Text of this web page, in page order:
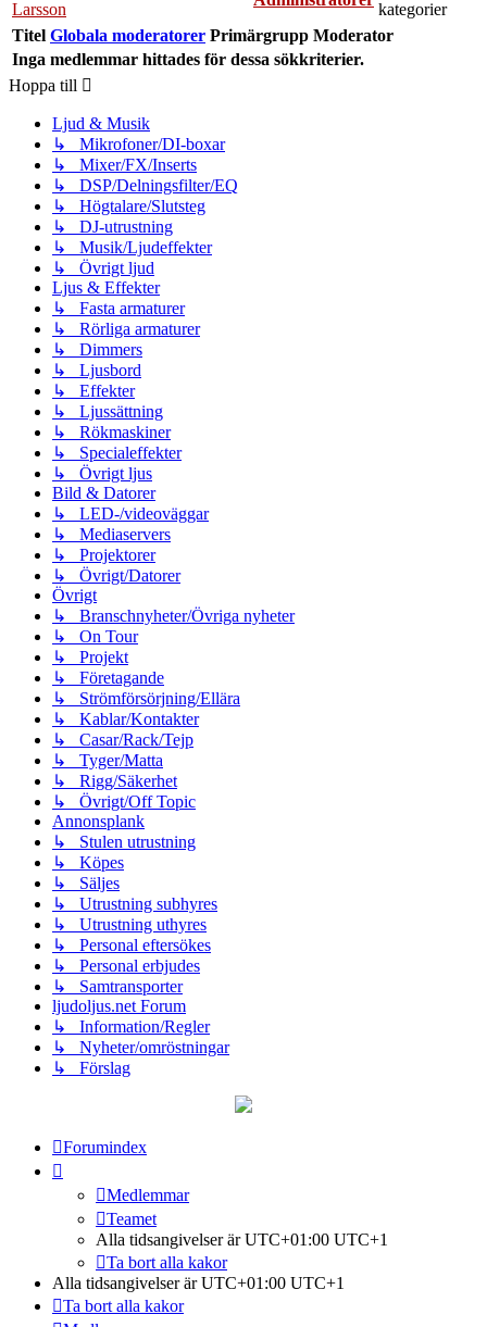
Larsson
kategorier
Titel Globala moderatorer Primärgrupp Moderator
Inga medlemmar hittades för dessa sökkriterier.
Hoppa till
Ljud & Musik
↳ Mikrofoner/DI-boxar
↳ Mixer/FX/Inserts
↳ DSP/Delningsfilter/EQ
↳ Högtalare/Slutsteg
↳ DJ-utrustning
↳ Musik/Ljudeffekter
↳ Övrigt ljud
Ljus & Effekter
↳ Fasta armaturer
↳ Rörliga armaturer
↳ Dimmers
↳ Ljusbord
↳ Effekter
↳ Ljussättning
↳ Rökmaskiner
↳ Specialeffekter
↳ Övrigt ljus
Bild & Datorer
↳ LED-/videoväggar
↳ Mediaservers
↳ Projektorer
↳ Övrigt/Datorer
Övrigt
↳ Branschnyheter/Övriga nyheter
↳ On Tour
↳ Projekt
↳ Företagande
↳ Strömförsörjning/Ellära
↳ Kablar/Kontakter
↳ Casar/Rack/Tejp
↳ Tyger/Matta
↳ Rigg/Säkerhet
↳ Övrigt/Off Topic
Annonsplank
↳ Stulen utrustning
↳ Köpes
↳ Säljes
↳ Utrustning subhyres
↳ Utrustning uthyres
↳ Personal eftersökes
↳ Personal erbjudes
↳ Samtransporter
ljudoljus.net Forum
↳ Information/Regler
↳ Nyheter/omröstningar
↳ Förslag
Forumindex
Medlemmar
Teamet
Alla tidsangivelser är UTC+01:00 UTC+1
Ta bort alla kakor
Alla tidsangivelser är UTC+01:00 UTC+1
Ta bort alla kakor